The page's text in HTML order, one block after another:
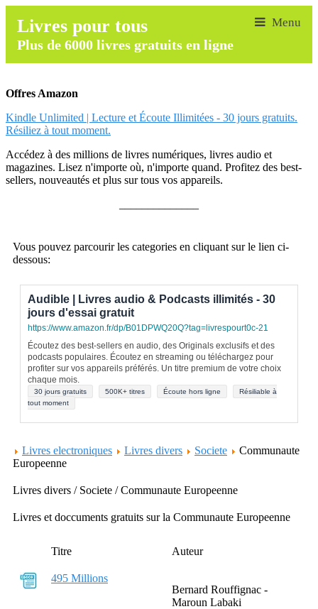
Livres pour tous
Plus de 6000 livres gratuits en ligne
Offres Amazon
Kindle Unlimited | Lecture et Écoute Illimitées - 30 jours gratuits.
Résiliez à tout moment.
Accédez à des millions de livres numériques, livres audio et
magazines. Lisez n'importe où, n'importe quand. Profitez des best-
sellers, nouveautés et plus sur tous vos appareils.
Vous pouvez parcourir les categories en cliquant sur le lien ci-
dessous:
Audible | Livres audio & Podcasts illimités - 30
jours d'essai gratuit
https://www.amazon.fr/dp/B01DPWQ20Q?tag=livrespourt0c-21
Écoutez des best-sellers en audio, des Originals exclusifs et des
podcasts populaires. Écoutez en streaming ou téléchargez pour
profiter sur vos appareils préférés. Un titre premium de votre choix
chaque mois.
30 jours gratuits 500K+ titres Écoute hors ligne
Résiliable à
tout moment
Livres electroniques Livres divers Societe
Communaute
Europeenne
Livres divers / Societe / Communaute Europeenne
Livres et doccuments gratuits sur la Communaute Europeenne
Titre Auteur
495 Millions
Bernard Rouffignac -
Maroun Labaki